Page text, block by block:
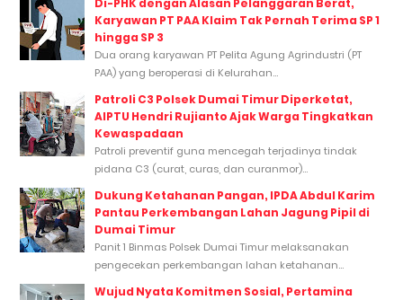
Di-PHK dengan Alasan Pelanggaran Berat,
Karyawan PT PAA Klaim Tak Pernah Terima SP 1
hingga SP 3
Dua orang karyawan PT Pelita Agung Agrindustri (PT
PAA) yang beroperasi di Kelurahan...
Patroli C3 Polsek Dumai Timur Diperketat,
AIPTU Hendri Rujianto Ajak Warga Tingkatkan
Kewaspadaan
Patroli preventif guna mencegah terjadinya tindak
pidana C3 (curat, curas, dan curanmor)...
Dukung Ketahanan Pangan, IPDA Abdul Karim
Pantau Perkembangan Lahan Jagung Pipil di
Dumai Timur
Panit 1 Binmas Polsek Dumai Timur melaksanakan
pengecekan perkembangan lahan ketahanan...
Wujud Nyata Komitmen Sosial, Pertamina